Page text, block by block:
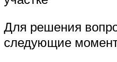
Для решения
следующие